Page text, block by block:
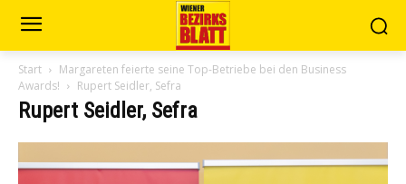
Start
Margareten feierte seine Top-Betriebe bei den Business
Awards!
Rupert Seidler, Sefra
Rupert Seidler, Sefra